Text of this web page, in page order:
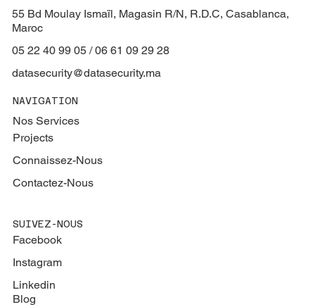
55 Bd Moulay Ismaïl, Magasin R/N, R.D.C, Casablanca,
Maroc
05 22 40 99 05 / 06 61 09 29 28
datasecurity@datasecurity.ma
NAVIGATION
Nos Services
Projects
Connaissez-Nous
Contactez-Nous
SUIVEZ-NOUS
Facebook
Instagram
Linkedin
Blog